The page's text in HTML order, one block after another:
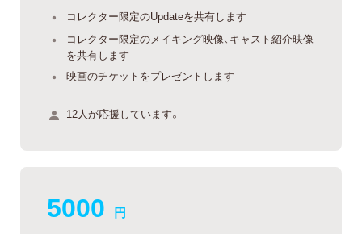
コレクター限定のUpdateを共有します
コレクター限定のメイキング映像、キャスト紹介映像
を共有します
映画のチケットをプレゼントします
12人が応援しています。
5000 円